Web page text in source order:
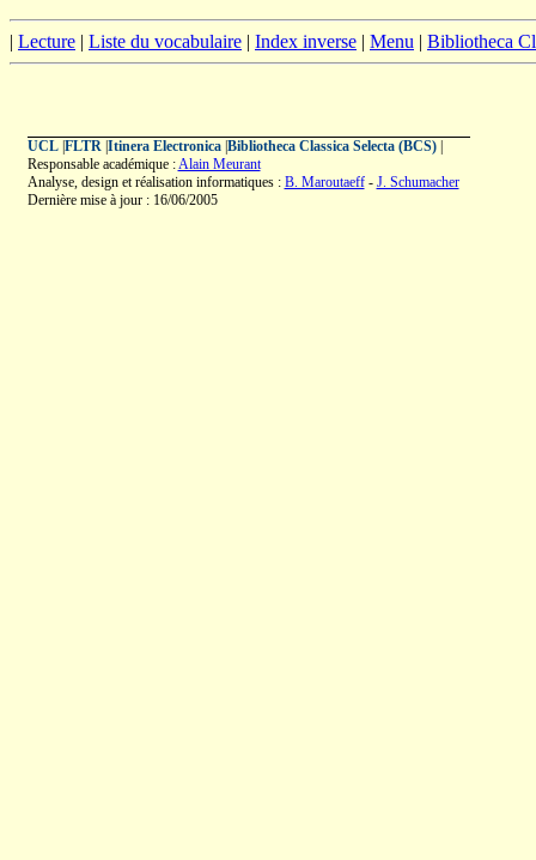
| Lecture | Liste du vocabulaire | Index inverse | Menu | Bibliotheca
UCL| FLTR| Itinera Electronica| Bibliotheca Classica Selecta (BCS)|
Responsable académique :Alain Meurant
Analyse, design et réalisation informatiques : B. Maroutaeff- J. Schumacher
Dernière mise à jour : 16/06/2005